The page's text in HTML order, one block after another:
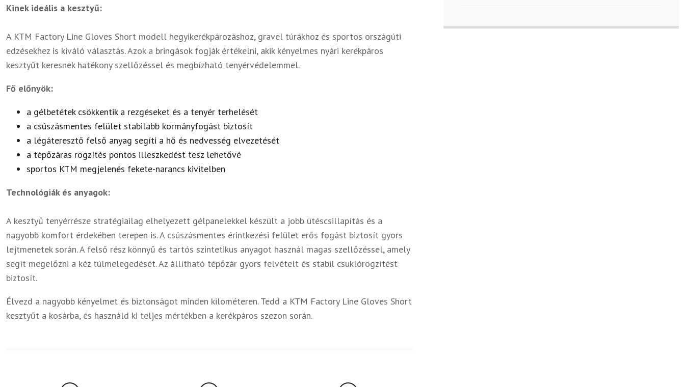
Kinek ideális a kesztyű:
A KTM Factory Line Gloves Short modell hegyikerékpározáshoz, gravel túrákhoz és sportos országúti
edzésekhez is kiváló választás. Azok a bringások fogják értékelni, akik kényelmes nyári kerékpáros
kesztyűt keresnek hatékony szellőzéssel és megbízható tenyérvédelemmel.
Fő előnyök:
a gélbetétek csökkentik a rezgéseket és a tenyér terhelését
a csúszásmentes felület stabilabb kormányfogást biztosít
a légáteresztő felső anyag segíti a hő és nedvesség elvezetését
a tépőzáras rögzítés pontos illeszkedést tesz lehetővé
sportos KTM megjelenés fekete-narancs kivitelben
Technológiák és anyagok:
A kesztyű tenyérrésze stratégiailag elhelyezett gélpanelekkel készült a jobb ütéscsillapítás és a
nagyobb komfort érdekében terepen is. A csúszásmentes érintkezési felület erős fogást biztosít gyors
lejtmenetek során. A felső rész könnyű és tartós szintetikus anyagot használ magas szellőzéssel, amely
segít megelőzni a kéz túlmelegedését. Az állítható tépőzár gyors felvételt és stabil csuklórögzítést
biztosít.
Élvezd a nagyobb kényelmet és biztonságot minden kilométeren. Tedd a KTM Factory Line Gloves Short
kesztyűt a kosárba, és használd ki teljes mértékben a kerékpáros szezon során.